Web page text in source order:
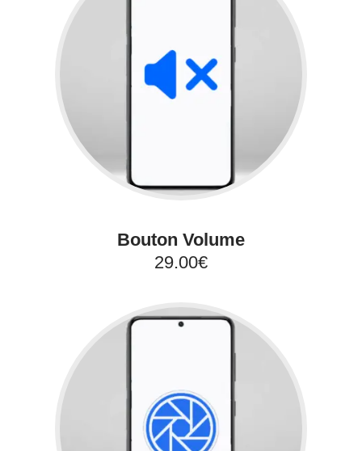
Bouton Volume
29.00€